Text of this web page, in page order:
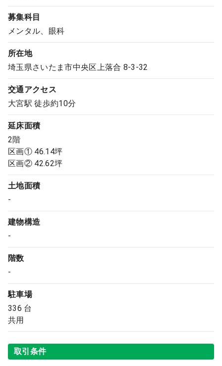
0120-315-606
医師求人
DtoDとは
お問合せ
医院の譲渡・売却をお考えの方
募集科目
メンタル、眼科
所在地
埼玉県さいたま市中央区上落合 8-3-32
交通アクセス
大宮駅 徒歩約10分
延床面積
2階
区画① 46.14坪
区画② 42.62坪
土地面積
-
建物構造
-
階数
-
駐車場
336 台
共用
取引条件